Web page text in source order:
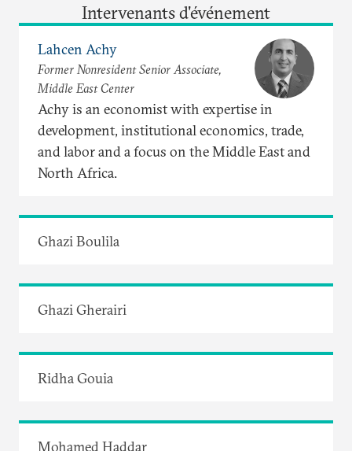
Intervenants d'événement
Lahcen Achy
Former Nonresident Senior Associate,
Middle East Center
Achy is an economist with expertise in
development, institutional economics, trade,
and labor and a focus on the Middle East and
North Africa.
Ghazi Boulila
Ghazi Gherairi
Ridha Gouia
Mohamed Haddar